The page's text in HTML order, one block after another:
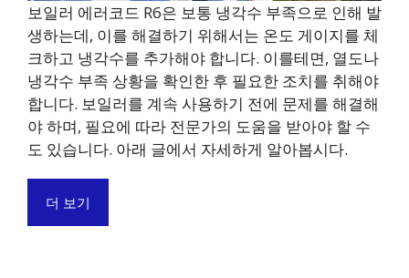
보일러 에러코드 R6은 보통 냉각수 부족으로 인해 발
생하는데, 이를 해결하기 위해서는 온도 게이지를 체
크하고 냉각수를 추가해야 합니다. 이를테면, 열도나
냉각수 부족 상황을 확인한 후 필요한 조치를 취해야
합니다. 보일러를 계속 사용하기 전에 문제를 해결해
야 하며, 필요에 따라 전문가의 도움을 받아야 할 수
도 있습니다. 아래 글에서 자세하게 알아봅시다.
더 보기